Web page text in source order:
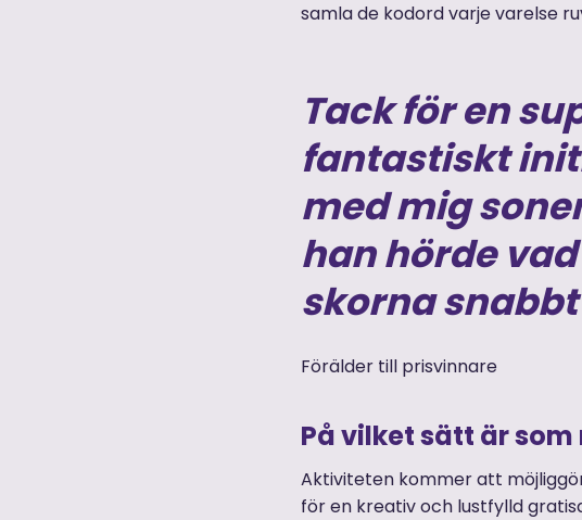
samla de kodord varje varelse
Tack för en
fantastiskt
med mig
han hörde
skorna
Förälder till prisvinnare
På vilket sätt är
Aktiviteten kommer att
för en kreativ och lustfylld